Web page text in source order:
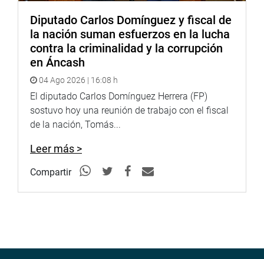
Diputado Carlos Domínguez y fiscal de
la nación suman esfuerzos en la lucha
contra la criminalidad y la corrupción
en Áncash
04 Ago 2026 | 16:08 h
El diputado Carlos Domínguez Herrera (FP)
sostuvo hoy una reunión de trabajo con el fiscal
de la nación, Tomás...
Leer más >
Compartir